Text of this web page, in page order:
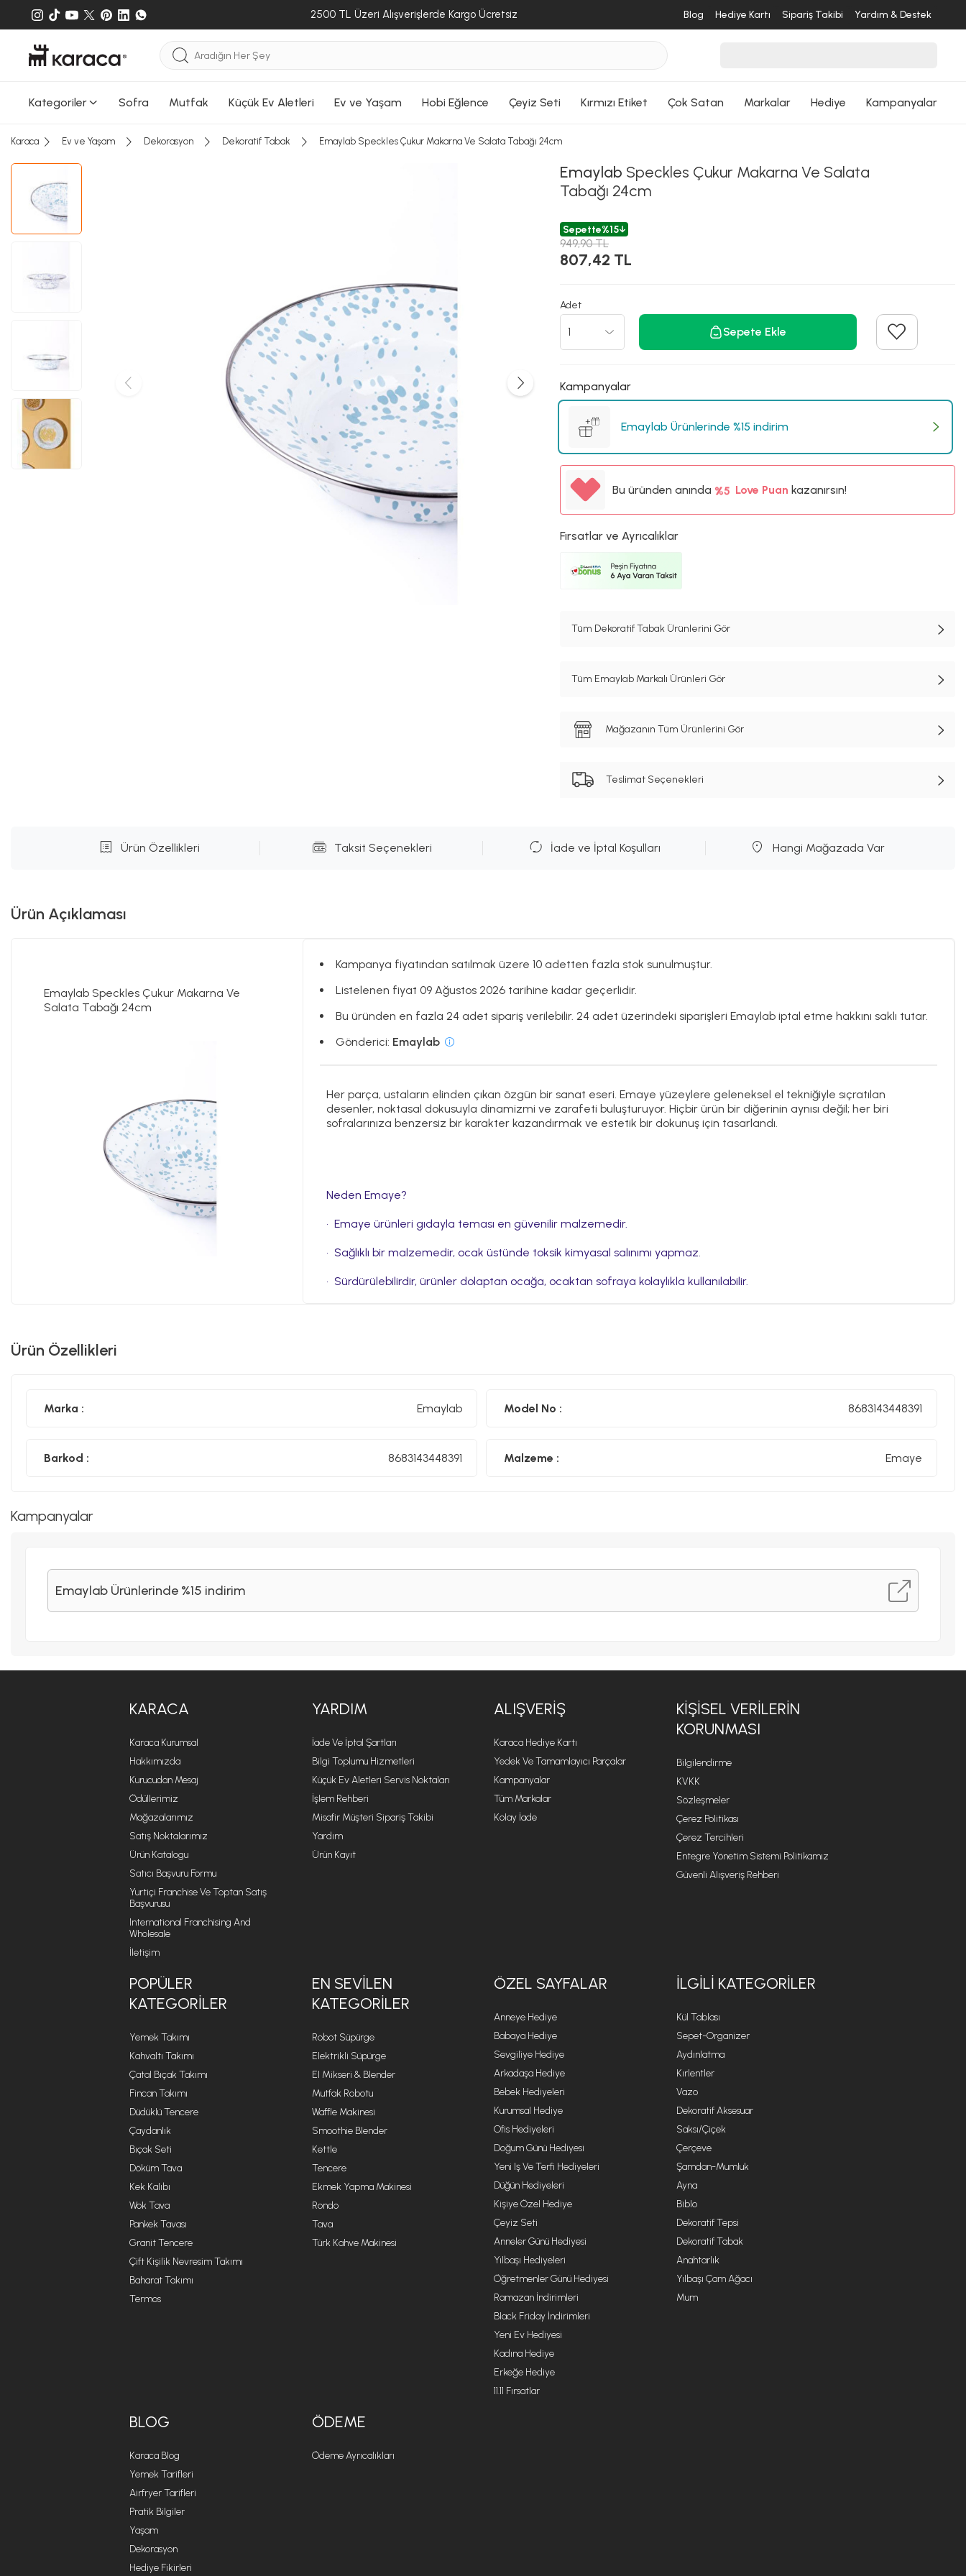
2500 TL Üzeri Alışverişlerde Kargo Ücretsiz Blog Hediye Kartı Sipariş Takibi Yardım & Destek
Kategoriler Sofra Mutfak Küçük Ev Aletleri Ev ve Yaşam Hobi Eğlence Çeyiz Seti Kırmızı Etiket Çok Satan Markalar Hediye Kampanyalar
ALIŞVERİŞE DEVAM ET
Karaca Ev ve Yaşam Dekorasyon Dekoratif Tabak Emaylab Speckles Çukur Makarna Ve Salata Tabağı 24cm
Emaylab Speckles Çukur Makarna Ve Salata
Tabağı 24cm
Sepette%15
949,90 TL
807,42 TL
Adet
Sepete Ekle
Kampanyalar
Emaylab Ürünlerinde %15 indirim
Bu üründen anında %5
%5
Love Puankazanırsın!
Fırsatlar ve Ayrıcalıklar
Tüm Dekoratif Tabak Ürünlerini Gör
Tüm Emaylab Markalı Ürünleri Gör
Mağazanın Tüm Ürünlerini Gör
Teslimat Seçenekleri
Ürün Özellikleri Taksit Seçenekleri İade ve İptal Koşulları Hangi Mağazada Var
Ürün Açıklaması
Emaylab Speckles Çukur Makarna Ve
Salata Tabağı 24cm
Kampanya fiyatından satılmak üzere 10 adetten fazla stok sunulmuştur.
Listelenen fiyat 09 Ağustos 2026 tarihine kadar geçerlidir.
Bu üründen en fazla 24 adet sipariş verilebilir. 24 adet üzerindeki siparişleri Emaylab iptal etme hakkını saklı tutar.
Gönderici: Emaylab
Her parça, ustaların elinden çıkan özgün bir sanat eseri. Emaye yüzeylere geleneksel el tekniğiyle sıçratılan
desenler, noktasal dokusuyla dinamizmi ve zarafeti buluşturuyor. Hiçbir ürün bir diğerinin aynısı değil; her biri
sofralarınıza benzersiz bir karakter kazandırmak ve estetik bir dokunuş için tasarlandı.
Neden Emaye?
•⁠ ⁠Emaye ürünleri gıdayla teması en güvenilir malzemedir.
•⁠ ⁠Sağlıklı bir malzemedir, ocak üstünde toksik kimyasal salınımı yapmaz.
•⁠ ⁠Sürdürülebilirdir, ürünler dolaptan ocağa, ocaktan sofraya kolaylıkla kullanılabilir.
Her emaye gıdaya uygun değildir. Emaylab yalnızca gıda ile temasa uygun, kaliteli emaye ürünleri sunar.
Ürün Özellikleri
Marka : Emaylab Model No : 8683143448391
Barkod : 8683143448391 Malzeme : Emaye
ALIŞVERİŞE DEVAM ET
ALIŞVERİŞE DEVAM ET
Kampanyalar
Emaylab Ürünlerinde %15 indirim
KARACA
Karaca Kurumsal
Hakkımızda
Kurucudan Mesaj
Ödüllerimiz
Mağazalarımız
Satış Noktalarımız
Ürün Katalogu
Satıcı Başvuru Formu
Yurtiçi Franchise Ve Toptan Satış
Başvurusu
International Franchising And
Wholesale
İletişim
YARDIM
İade Ve İptal Şartları
Bilgi Toplumu Hizmetleri
Küçük Ev Aletleri Servis Noktaları
İşlem Rehberi
Misafir Müşteri Sipariş Takibi
Yardım
Ürün Kayıt
ALIŞVERIŞ
Karaca Hediye Kartı
Yedek Ve Tamamlayıcı Parçalar
Kampanyalar
Tüm Markalar
Kolay İade
KIŞISEL VERILERIN
KORUNMASI
Bilgilendirme
KVKK
Sözleşmeler
Çerez Politikası
Çerez Tercihleri
Entegre Yönetim Sistemi Politikamız
Güvenli Alışveriş Rehberi
POPÜLER
KATEGORILER
Yemek Takımı
Kahvaltı Takımı
Çatal Bıçak Takımı
Fincan Takımı
Düdüklü Tencere
Çaydanlık
Bıçak Seti
Döküm Tava
Kek Kalıbı
Wok Tava
Pankek Tavası
Granit Tencere
Çift Kişilik Nevresim Takımı
Baharat Takımı
Termos
EN SEVILEN
KATEGORILER
Robot Süpürge
Elektrikli Süpürge
El Mikseri & Blender
Mutfak Robotu
Waffle Makinesi
Smoothie Blender
Kettle
Tencere
Ekmek Yapma Makinesi
Rondo
Tava
Türk Kahve Makinesi
ÖZEL SAYFALAR
Anneye Hediye
Babaya Hediye
Sevgiliye Hediye
Arkadaşa Hediye
Bebek Hediyeleri
Kurumsal Hediye
Ofis Hediyeleri
Doğum Günü Hediyesi
Yeni Iş Ve Terfi Hediyeleri
Düğün Hediyeleri
Kişiye Özel Hediye
Çeyiz Seti
Anneler Günü Hediyesi
Yılbaşı Hediyeleri
Öğretmenler Günü Hediyesi
Ramazan İndirimleri
Black Friday İndirimleri
Yeni Ev Hediyesi
Kadına Hediye
Erkeğe Hediye
11.11 Fırsatlar
İLGILI KATEGORILER
Kül Tablası
Sepet-Organizer
Aydınlatma
Kırlentler
Vazo
Dekoratif Aksesuar
Saksı/Çiçek
Çerçeve
Şamdan-Mumluk
Ayna
Biblo
Dekoratif Tepsi
Dekoratif Tabak
Anahtarlık
Yılbaşı Çam Ağacı
Mum
BLOG
Karaca Blog
Yemek Tarifleri
Airfryer Tarifleri
Pratik Bilgiler
Yaşam
Dekorasyon
Hediye Fikirleri
ÖDEME
Ödeme Ayrıcalıkları